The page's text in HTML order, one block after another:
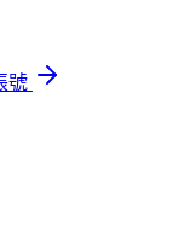
號